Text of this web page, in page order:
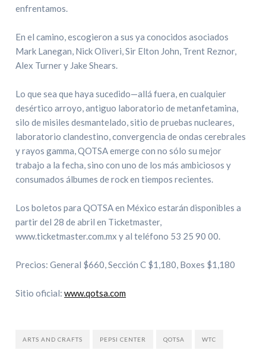
enfrentamos.
En el camino, escogieron a sus ya conocidos asociados
Mark Lanegan, Nick Oliveri, Sir Elton John, Trent Reznor,
Alex Turner y Jake Shears.
Lo que sea que haya sucedido—allá fuera, en cualquier
desértico arroyo, antiguo laboratorio de metanfetamina,
silo de misiles desmantelado, sitio de pruebas nucleares,
laboratorio clandestino, convergencia de ondas cerebrales
y rayos gamma, QOTSA emerge con no sólo su mejor
trabajo a la fecha, sino con uno de los más ambiciosos y
consumados álbumes de rock en tiempos recientes.
Los boletos para QOTSA en México estarán disponibles a
partir del 28 de abril en Ticketmaster,
www.ticketmaster.com.mx y al teléfono 53 25 90 00.
Precios: General $660, Sección C $1,180, Boxes $1,180
Sitio oficial:www.qotsa.com
ARTS AND CRAFTS PEPSI CENTER QOTSA WTC